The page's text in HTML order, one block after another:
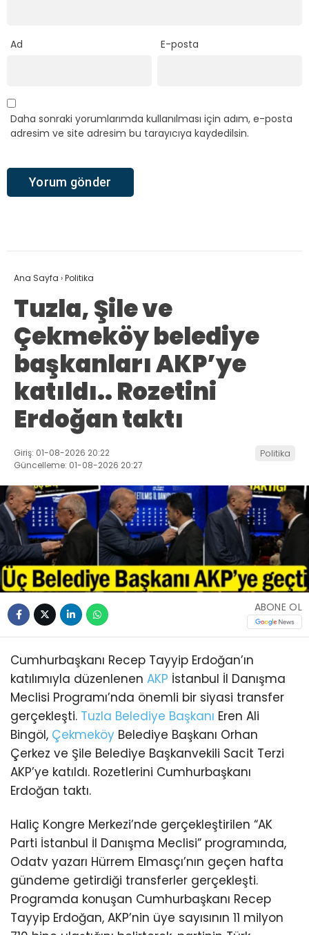
Ad E-posta
Daha sonraki yorumlarımda kullanılması için adım, e-posta
adresim ve site adresim bu tarayıcıya kaydedilsin.
Ana Sayfa ›Politika
Tuzla, Şile ve
Çekmeköy belediye
başkanları AKP’ye
katıldı.. Rozetini
Erdoğan taktı
Giriş: 01-08-2026 20:22
Güncelleme: 01-08-2026 20:27
Politika
ABONE OL
Cumhurbaşkanı Recep Tayyip Erdoğan’ın
katılımıyla düzenlenen AKP İstanbul İl Danışma
Meclisi Programı’nda önemli bir siyasi transfer
gerçekleşti. Tuzla Belediye Başkanı Eren Ali
Bingöl, Çekmeköy Belediye Başkanı Orhan
Çerkez ve Şile Belediye Başkanvekili Sacit Terzi
AKP’ye katıldı. Rozetlerini Cumhurbaşkanı
Erdoğan taktı.
Haliç Kongre Merkezi’nde gerçekleştirilen “AK
Parti İstanbul İl Danışma Meclisi” programında,
Odatv yazarı Hürrem Elmasçı’nın geçen hafta
gündeme getirdiği transferler gerçekleşti.
Programda konuşan Cumhurbaşkanı Recep
Tayyip Erdoğan, AKP’nin üye sayısının 11 milyon